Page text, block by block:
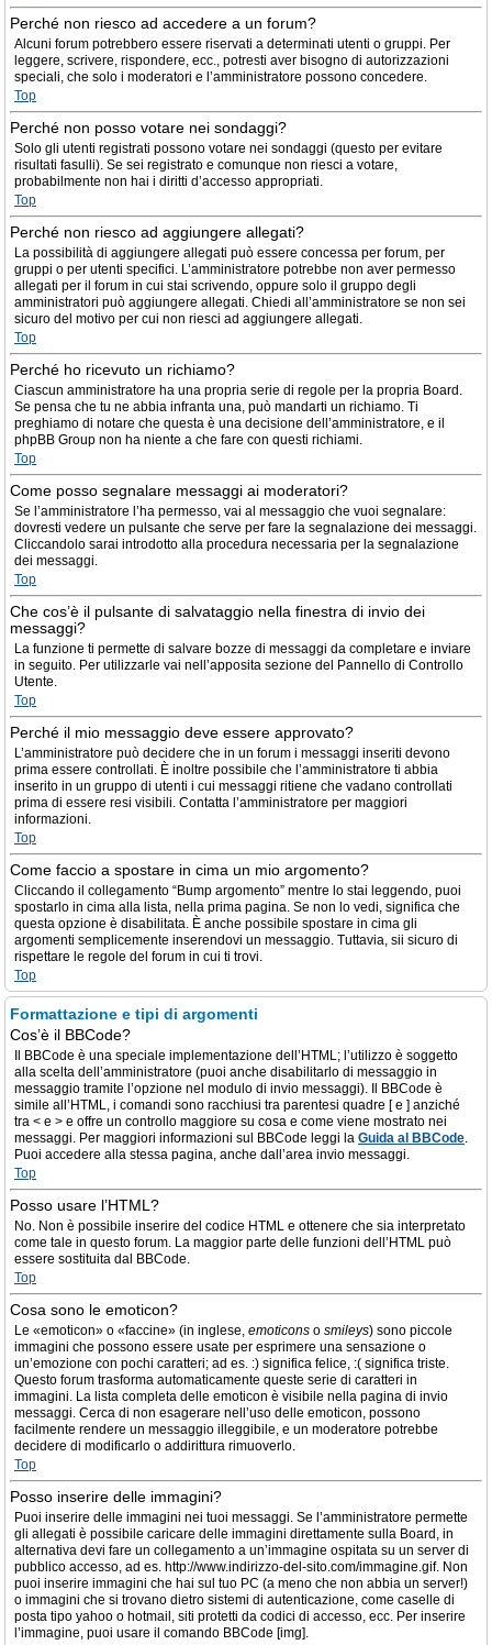
Perché non riesco ad accedere a un forum?
Alcuni forum potrebbero essere riservati a determinati utenti o gruppi. Per
leggere, scrivere, rispondere, ecc., potresti aver bisogno di autorizzazioni
speciali, che solo i moderatori e l’amministratore possono concedere.
Top
Perché non posso votare nei sondaggi?
Solo gli utenti registrati possono votare nei sondaggi (questo per evitare
risultati fasulli). Se sei registrato e comunque non riesci a votare,
probabilmente non hai i diritti d’accesso appropriati.
Top
Perché non riesco ad aggiungere allegati?
La possibilità di aggiungere allegati può essere concessa per forum, per
gruppi o per utenti specifici. L’amministratore potrebbe non aver permesso
allegati per il forum in cui stai scrivendo, oppure solo il gruppo degli
amministratori può aggiungere allegati. Chiedi all’amministratore se non sei
sicuro del motivo per cui non riesci ad aggiungere allegati.
Top
Perché ho ricevuto un richiamo?
Ciascun amministratore ha una propria serie di regole per la propria Board.
Se pensa che tu ne abbia infranta una, può mandarti un richiamo. Ti
preghiamo di notare che questa è una decisione dell’amministratore, e il
phpBB Group non ha niente a che fare con questi richiami.
Top
Come posso segnalare messaggi ai moderatori?
Se l’amministratore l’ha permesso, vai al messaggio che vuoi segnalare:
dovresti vedere un pulsante che serve per fare la segnalazione dei messaggi.
Cliccandolo sarai introdotto alla procedura necessaria per la segnalazione
dei messaggi.
Top
Che cos’è il pulsante di salvataggio nella finestra di invio dei
messaggi?
La funzione ti permette di salvare bozze di messaggi da completare e inviare
in seguito. Per utilizzarle vai nell’apposita sezione del Pannello di Controllo
Utente.
Top
Perché il mio messaggio deve essere approvato?
L’amministratore può decidere che in un forum i messaggi inseriti devono
prima essere controllati. È inoltre possibile che l’amministratore ti abbia
inserito in un gruppo di utenti i cui messaggi ritiene che vadano controllati
prima di essere resi visibili. Contatta l’amministratore per maggiori
informazioni.
Top
Come faccio a spostare in cima un mio argomento?
Cliccando il collegamento “Bump argomento” mentre lo stai leggendo, puoi
spostarlo in cima alla lista, nella prima pagina. Se non lo vedi, significa che
questa opzione è disabilitata. È anche possibile spostare in cima gli
argomenti semplicemente inserendovi un messaggio. Tuttavia, sii sicuro di
rispettare le regole del forum in cui ti trovi.
Top
Formattazione e tipi di argomenti
Cos’è il BBCode?
Il BBCode è una speciale implementazione dell’HTML; l’utilizzo è soggetto
alla scelta dell’amministratore (puoi anche disabilitarlo di messaggio in
messaggio tramite l’opzione nel modulo di invio messaggi). Il BBCode è
simile all’HTML, i comandi sono racchiusi tra parentesi quadre [ e ] anziché
tra < e > e offre un controllo maggiore su cosa e come viene mostrato nei
messaggi. Per maggiori informazioni sul BBCode leggi la Guida al BBCode.
Puoi accedere alla stessa pagina, anche dall’area invio messaggi.
Top
Posso usare l’HTML?
No. Non è possibile inserire del codice HTML e ottenere che sia interpretato
come tale in questo forum. La maggior parte delle funzioni dell’HTML può
essere sostituita dal BBCode.
Top
Cosa sono le emoticon?
Le «emoticon» o «faccine» (in inglese, emoticons o smileys) sono piccole
immagini che possono essere usate per esprimere una sensazione o
un’emozione con pochi caratteri; ad es. :) significa felice, :( significa triste.
Questo forum trasforma automaticamente queste serie di caratteri in
immagini. La lista completa delle emoticon è visibile nella pagina di invio
messaggi. Cerca di non esagerare nell’uso delle emoticon, possono
facilmente rendere un messaggio illeggibile, e un moderatore potrebbe
decidere di modificarlo o addirittura rimuoverlo.
Top
Posso inserire delle immagini?
Puoi inserire delle immagini nei tuoi messaggi. Se l’amministratore permette
gli allegati è possibile caricare delle immagini direttamente sulla Board, in
alternativa devi fare un collegamento a un’immagine ospitata su un server di
pubblico accesso, ad es. http://www.indirizzo-del-sito.com/immagine.gif. Non
puoi inserire immagini che hai sul tuo PC (a meno che non abbia un server!)
o immagini che si trovano dietro sistemi di autenticazione, come caselle di
posta tipo yahoo o hotmail, siti protetti da codici di accesso, ecc. Per inserire
l’immagine, puoi usare il comando BBCode [img].